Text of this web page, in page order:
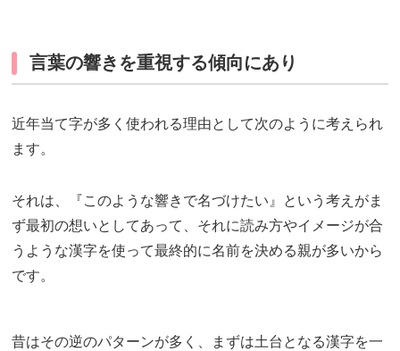
言葉の響きを重視する傾向にあり
近年当て字が多く使われる理由として次のように考えられ
ます。
それは、『このような響きで名づけたい』という考えがま
ず最初の想いとしてあって、それに読み方やイメージが合
うような漢字を使って最終的に名前を決める親が多いから
です。
昔はその逆のパターンが多く、まずは土台となる漢字を一